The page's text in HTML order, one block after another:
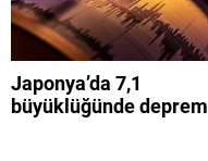
Japonya’da 7,1
büyüklüğünde deprem